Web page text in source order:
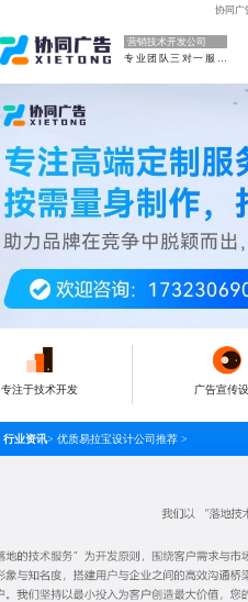
协同广
营销技术开发公司
专业团队三对一服务
专注于技术开发 广告宣传
行业资讯> 优质易拉宝设计公司推荐 >